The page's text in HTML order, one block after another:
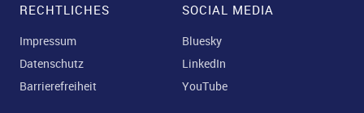
RECHTLICHES
Impressum
Datenschutz
Barrierefreiheit
SOCIAL MEDIA
Bluesky
LinkedIn
YouTube